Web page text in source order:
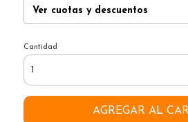
Ver cuotas y descuentos
Cantidad
AGREGAR AL